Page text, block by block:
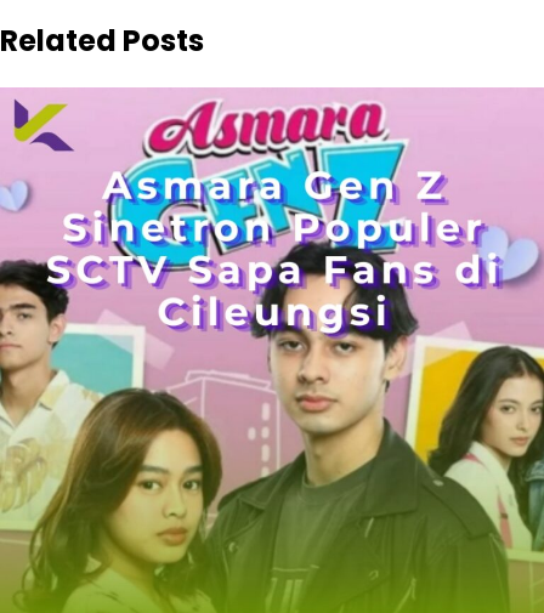
Related Posts